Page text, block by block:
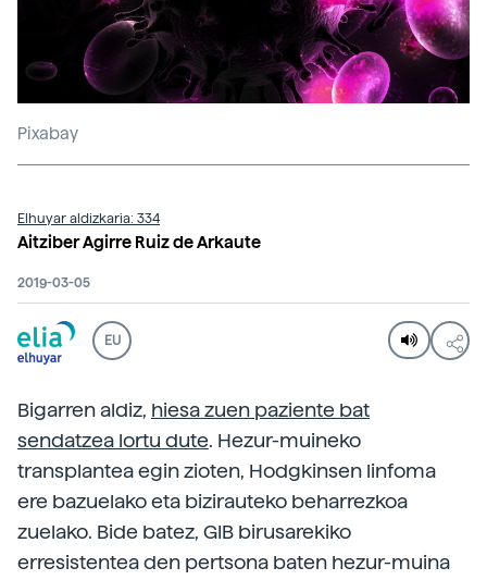
Pixabay
Elhuyar aldizkaria: 334
Aitziber Agirre Ruiz de Arkaute
2019-03-05
EU
Bigarren aldiz, hiesa zuen paziente bat
sendatzea lortu dute. Hezur-muineko
transplantea egin zioten, Hodgkinsen linfoma
ere bazuelako eta bizirauteko beharrezkoa
zuelako. Bide batez, GIB birusarekiko
erresistentea den pertsona baten hezur-muina